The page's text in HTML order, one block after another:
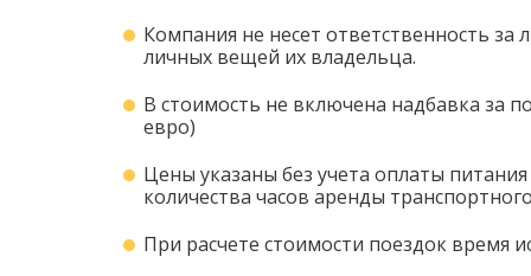
Компания не несет ответственность
личных вещей их владельца.
В стоимость не включена надбавка за
евро)
Цены указаны без учета оплаты
количества часов аренды
При расчете стоимости поездок время